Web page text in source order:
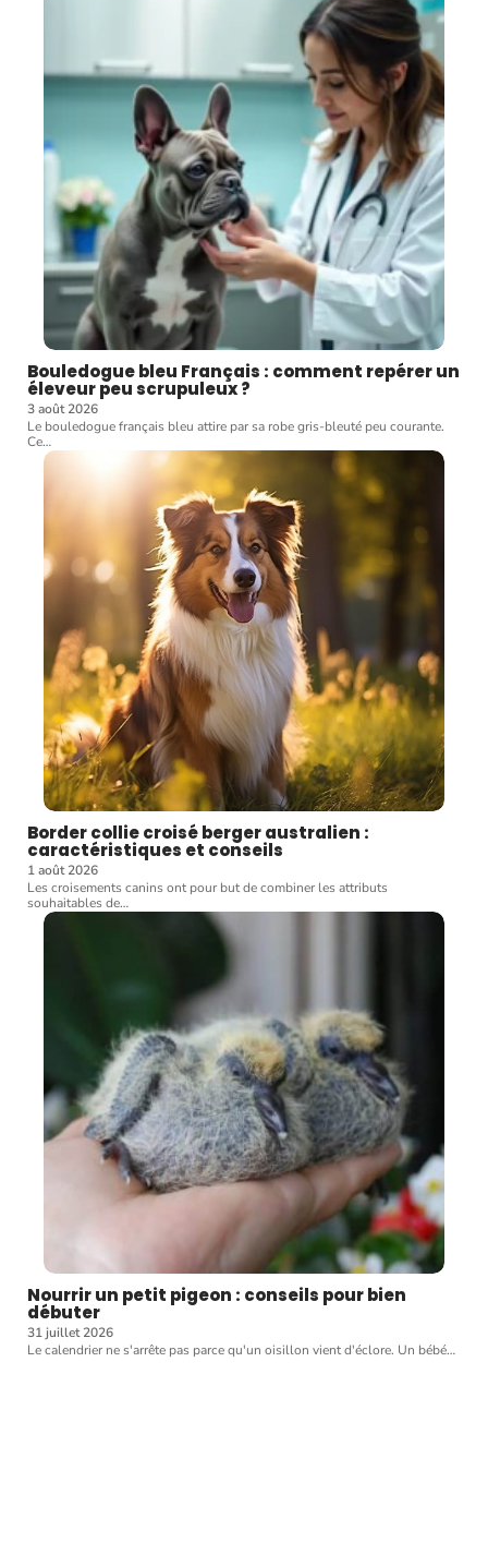
Bouledogue bleu Français : comment repérer un
éleveur peu scrupuleux ?
3 août 2026
Le bouledogue français bleu attire par sa robe gris-bleuté peu courante.
Ce…
Border collie croisé berger australien :
caractéristiques et conseils
1 août 2026
Les croisements canins ont pour but de combiner les attributs
souhaitables de…
Nourrir un petit pigeon : conseils pour bien
débuter
31 juillet 2026
Le calendrier ne s'arrête pas parce qu'un oisillon vient d'éclore. Un bébé…